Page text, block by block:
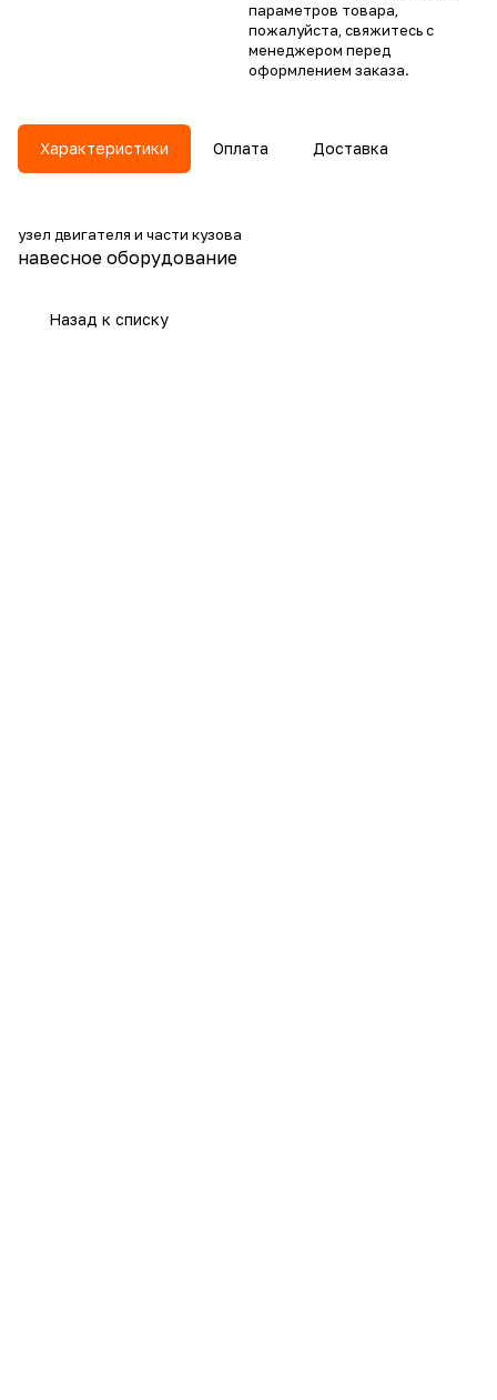
параметров товара,
пожалуйста, свяжитесь с
менеджером перед
оформлением заказа.
Характеристики Оплата Доставка
узел двигателя и части кузова
навесное оборудование
Назад к списку